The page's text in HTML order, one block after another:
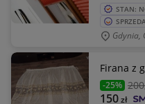
STAN:
Gdynia,
Firana z
-25% 200
150zł